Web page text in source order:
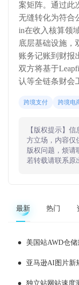
案矩阵。通过此
无缝转化为符合
in在收入核算领
底层基础设施，
账务记账到财报
双方将基于
认等全链条财会
跨境支付 跨境电
【版权提示】
方立场，内容仅
版权问题，烦请
若转载请联系原
最新 热门
美国站AWD仓
亚马逊AI图片新
独立站网站速度